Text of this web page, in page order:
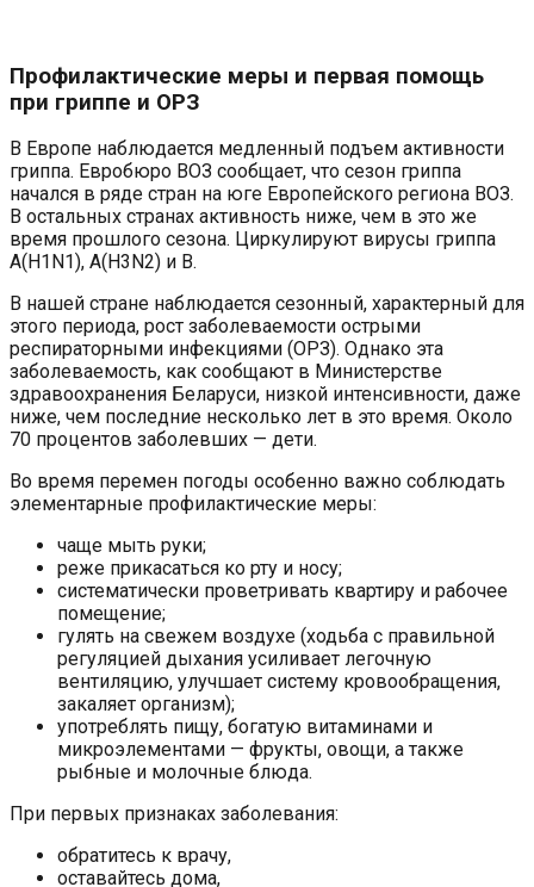
Профилактические меры и первая помощь
при гриппе и ОРЗ
В Европе наблюдается медленный подъем активности
гриппа. Евробюро ВОЗ сообщает, что сезон гриппа
начался в ряде стран на юге Европейского региона ВОЗ.
В остальных странах активность ниже, чем в это же
время прошлого сезона. Циркулируют вирусы гриппа
A(H1N1), A(H3N2) и B.
В нашей стране наблюдается сезонный, характерный для
этого периода, рост заболеваемости острыми
респираторными инфекциями (ОРЗ). Однако эта
заболеваемость, как сообщают в Министерстве
здравоохранения Беларуси, низкой интенсивности, даже
ниже, чем последние несколько лет в это время. Около
70 процентов заболевших — дети.
Во время перемен погоды особенно важно соблюдать
элементарные профилактические меры:
чаще мыть руки;
реже прикасаться ко рту и носу;
систематически проветривать квартиру и рабочее
помещение;
гулять на свежем воздухе (ходьба с правильной
регуляцией дыхания усиливает легочную
вентиляцию, улучшает систему кровообращения,
закаляет организм);
употреблять пищу, богатую витаминами и
микроэлементами — фрукты, овощи, а также
рыбные и молочные блюда.
При первых признаках заболевания:
обратитесь к врачу,
оставайтесь дома,